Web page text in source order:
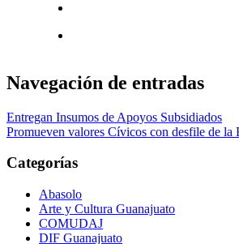
Navegación de entradas
Entregan Insumos de Apoyos Subsidiados
Promueven valores Cívicos con desfile de la
Categorías
Abasolo
Arte y Cultura Guanajuato
COMUDAJ
DIF Guanajuato